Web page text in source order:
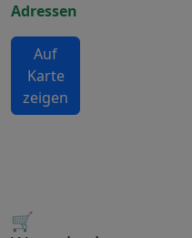
Adressen
Auf
Karte
zeigen
🛒